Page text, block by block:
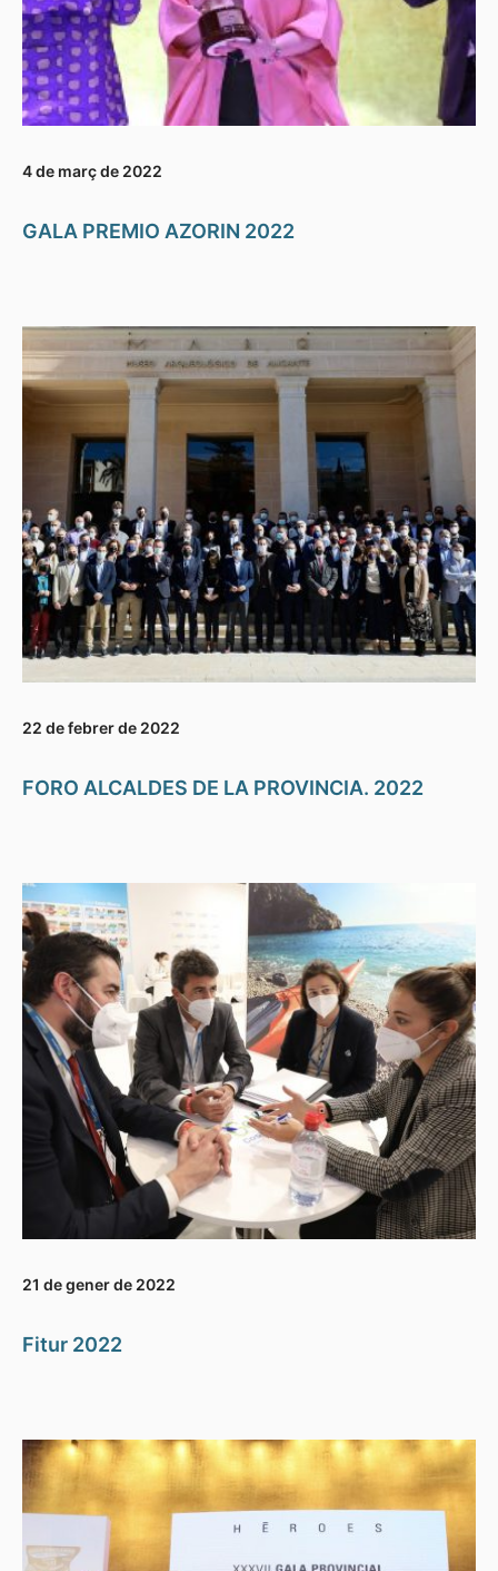
4 de març de 2022
GALA PREMIO AZORIN 2022
22 de febrer de 2022
FORO ALCALDES DE LA PROVINCIA. 2022
21 de gener de 2022
Fitur 2022